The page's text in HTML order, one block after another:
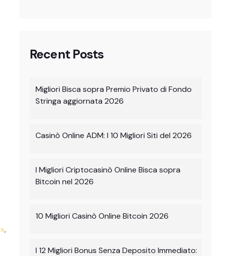
,
Recent Posts
Migliori Bisca sopra Premio Privato di Fondo
Stringa aggiornata 2026
Casinò Online ADM: I 10 Migliori Siti del 2026
I Migliori Criptocasinò Online Bisca sopra
Bitcoin nel 2026
10 Migliori Casinò Online Bitcoin 2026
I 12 Migliori Bonus Senza Deposito Immediato: